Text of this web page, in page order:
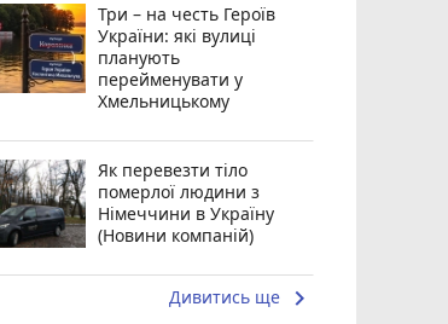
Три – на честь Героїв
України: які вулиці
планують
перейменувати у
Хмельницькому
Як перевезти тіло
померлої людини з
Німеччини в Україну
(Новини компаній)
Дивитись ще keyboard_arrow_right